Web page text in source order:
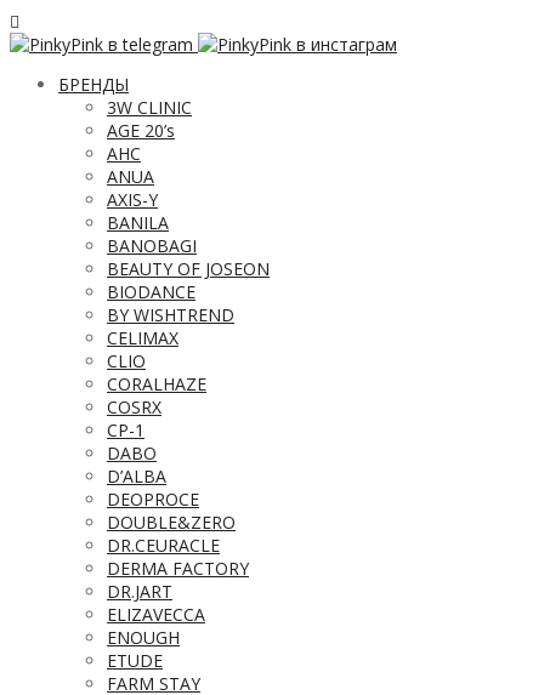
БРЕНДЫ
3W CLINIC
AGE 20’s
AHC
ANUA
AXIS-Y
BANILA
BANOBAGI
BEAUTY OF JOSEON
BIODANCE
BY WISHTREND
CELIMAX
CLIO
CORALHAZE
COSRX
CP-1
DABO
D’ALBA
DEOPROCE
DOUBLE&ZERO
DR.CEURACLE
DERMA FACTORY
DR.JART
ELIZAVECCA
ENOUGH
ETUDE
FARM STAY